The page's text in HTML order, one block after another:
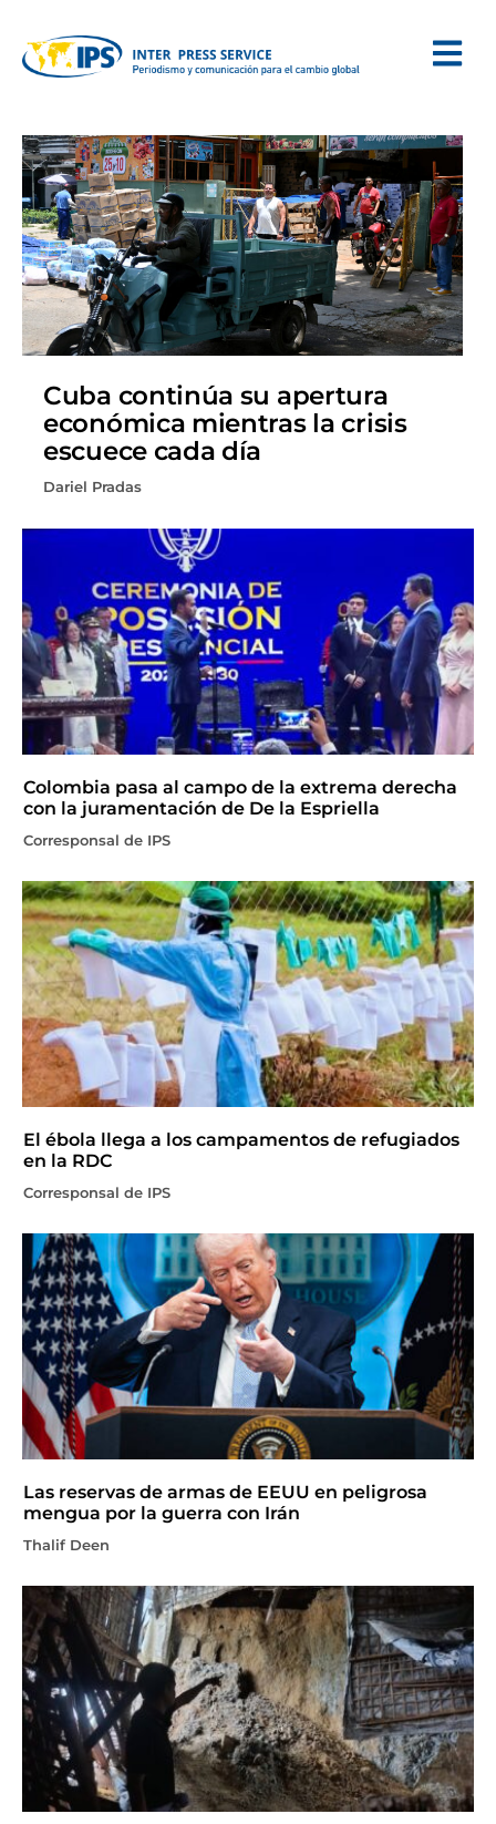
Cuba continúa su apertura
económica mientras la crisis
escuece cada día
Dariel Pradas
Colombia pasa al campo de la extrema derecha
con la juramentación de De la Espriella
Corresponsal de IPS
El ébola llega a los campamentos de refugiados
en la RDC
Corresponsal de IPS
Las reservas de armas de EEUU en peligrosa
mengua por la guerra con Irán
Thalif Deen